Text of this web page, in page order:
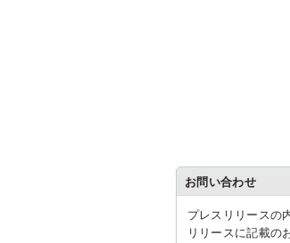
お問い合わせ
プレスリリースの
リリースに記載の